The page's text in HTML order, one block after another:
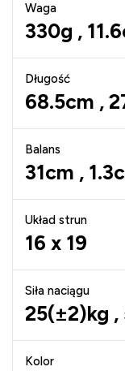
Waga
330g ,
Długość
68.5cm ,
Balans
31cm ,
Układ strun
16 x 19
Siła naciągu
25(±2)kg
Kolor